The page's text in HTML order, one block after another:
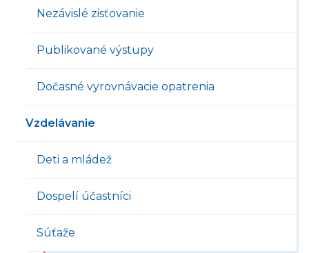
Nezávislé zisťovanie
Publikované výstupy
Dočasné vyrovnávacie opatrenia
Vzdelávanie
Deti a mládež
Dospelí účastníci
Súťaže